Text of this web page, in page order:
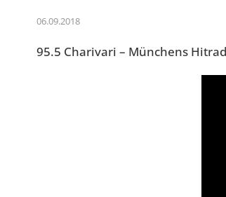
06.09.2018
95.5 Charivari – Münchens